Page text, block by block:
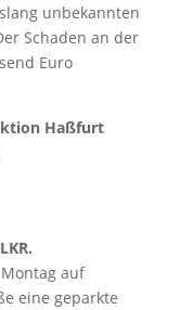
unbekannten
Schaden an der
Euro
Haßfurt
auf
eine geparkte